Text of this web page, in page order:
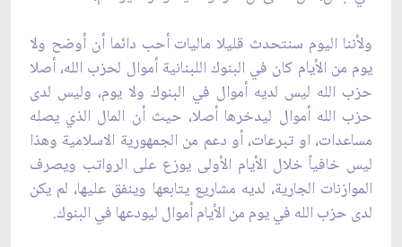
ولأننا اليوم سنتحدث قليلا ماليات أحب دائما أن أوضح ولا
يوم من الأيام كان في البنوك اللبنانية ‏أموال لحزب الله، أصلا
حزب الله ليس لديه أموال في البنوك ولا يوم، وليس لدى
حزب الله أموال ليدخرها أصلا، حيث أن المال الذي يصله
مساعدات، او تبرعات، أو دعم من الجمهورية الاسلامية وهذا
‏ليس خافياً خلال الأيام الأولى يوزع على الرواتب ويصرف
الموازنات الجارية، لديه مشاريع ‏يتابعها وينفق عليها، لم يكن
لدى حزب الله في يوم من الأيام أموال ليودعها في البنوك.‏